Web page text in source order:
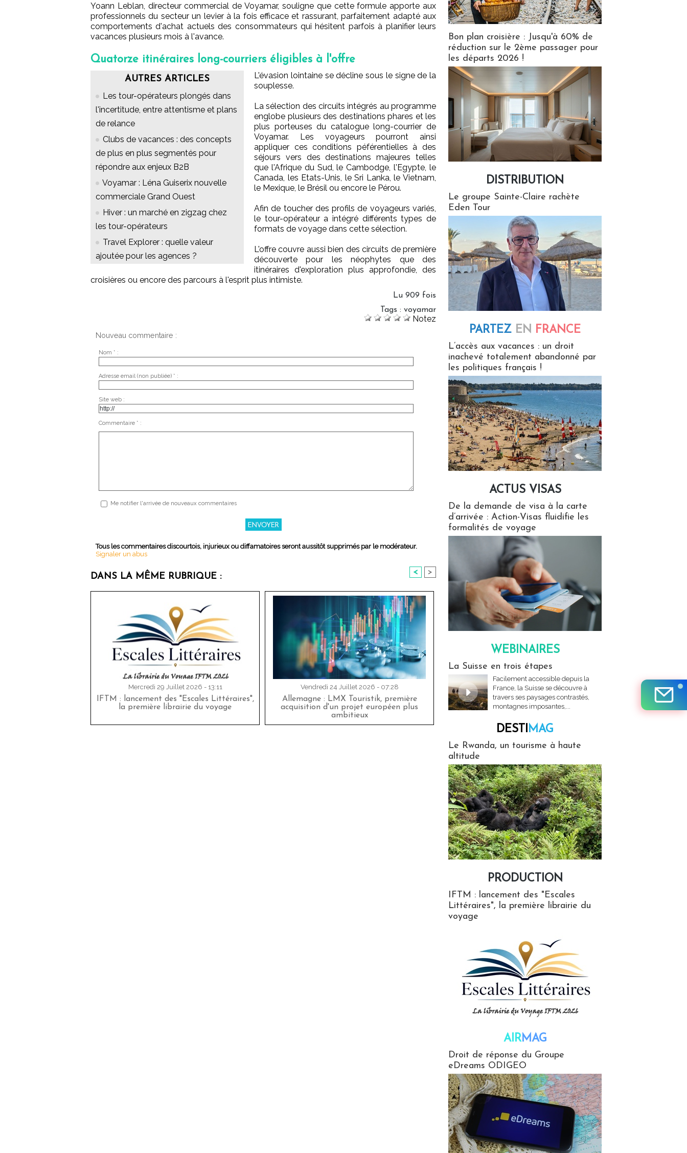
Yoann Leblan, directeur commercial de Voyamar, souligne que cette formule apporte aux
professionnels du secteur un levier à la fois efficace et rassurant, parfaitement adapté aux
comportements d'achat actuels des consommateurs qui hésitent parfois à planifier leurs
vacances plusieurs mois à l'avance.
Quatorze itinéraires long-courriers éligibles à l'offre
AUTRES ARTICLES
Les tour-opérateurs plongés dans
l'incertitude, entre attentisme et plans
de relance
Clubs de vacances : des concepts
de plus en plus segmentés pour
répondre aux enjeux B2B
Voyamar : Léna Guiserix nouvelle
commerciale Grand Ouest
Hiver : un marché en zigzag chez
les tour-opérateurs
Travel Explorer : quelle valeur
ajoutée pour les agences ?
L'évasion lointaine se décline sous le signe de la
souplesse.
La sélection des circuits intégrés au programme
englobe plusieurs des destinations phares et les
plus porteuses du catalogue long-courrier de
Voyamar. Les voyageurs pourront ainsi
appliquer ces conditions péférentielles à des
séjours vers des destinations majeures telles
que l'Afrique du Sud, le Cambodge, l'Egypte, le
Canada, les Etats-Unis, le Sri Lanka, le Vietnam,
le Mexique, le Brésil ou encore le Pérou.
Afin de toucher des profils de voyageurs variés,
le tour-opérateur a intégré différents types de
formats de voyage dans cette sélection.
L'offre couvre aussi bien des circuits de première
découverte pour les néophytes que des
itinéraires d'exploration plus approfondie, des
croisières ou encore des parcours à l'esprit plus intimiste.
Lu 909 fois
Tags : voyamar
Notez
Nouveau commentaire :
Nom * :
Adresse email (non publiée) * :
Site web :
Commentaire * :
Me notifier l'arrivée de nouveaux commentaires
Tous les commentaires discourtois, injurieux ou diffamatoires seront aussitôt supprimés par le modérateur.
Signaler un abus
DANS LA MÊME RUBRIQUE : < >
Mercredi 29 Juillet 2026 - 13:11
IFTM : lancement des "Escales Littéraires",
la première librairie du voyage
Vendredi 24 Juillet 2026 - 07:28
Allemagne : LMX Touristik, première
acquisition d'un projet européen plus
ambitieux
Bon plan croisière : Jusqu'à 60% de
réduction sur le 2ème passager pour
les départs 2026 !
DISTRIBUTION
Le groupe Sainte-Claire rachète
Eden Tour
PARTEZ EN FRANCE
L’accès aux vacances : un droit
inachevé totalement abandonné par
les politiques français !
ACTUS VISAS
De la demande de visa à la carte
d’arrivée : Action-Visas fluidifie les
formalités de voyage
WEBINAIRES
La Suisse en trois étapes
Facilement accessible depuis la
France, la Suisse se découvre à
travers ses paysages contrastés,
montagnes imposantes,...
DESTIMAG
Le Rwanda, un tourisme à haute
altitude
PRODUCTION
IFTM : lancement des "Escales
Littéraires", la première librairie du
voyage
AIRMAG
Droit de réponse du Groupe
eDreams ODIGEO